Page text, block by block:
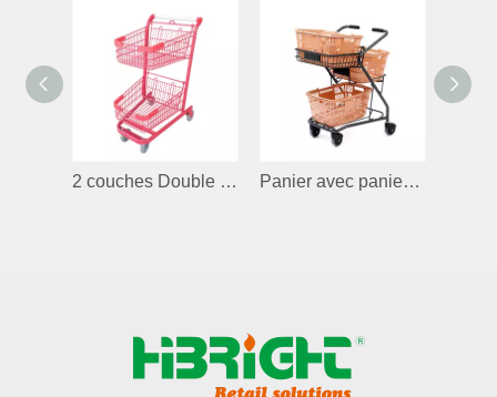
2 couches Double paniers Panier avec panier pour dépanneur